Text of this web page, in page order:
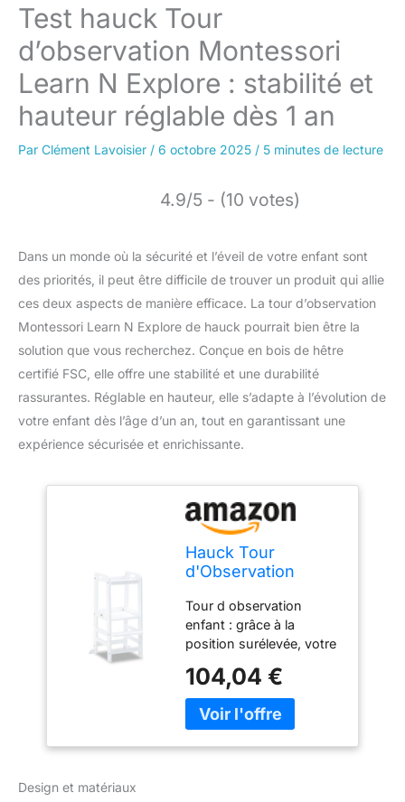
Test hauck Tour
d’observation Montessori
Learn N Explore : stabilité et
hauteur réglable dès 1 an
Par Clément Lavoisier / 6 octobre 2025 / 5 minutes de lecture
4.9/5 - (10 votes)
Dans un monde où la sécurité et l’éveil de votre enfant sont
des priorités, il peut être difficile de trouver un produit qui allie
ces deux aspects de manière efficace. La tour d’observation
Montessori Learn N Explore de hauck pourrait bien être la
solution que vous recherchez. Conçue en bois de hêtre
certifié FSC, elle offre une stabilité et une durabilité
rassurantes. Réglable en hauteur, elle s’adapte à l’évolution de
votre enfant dès l’âge d’un an, tout en garantissant une
expérience sécurisée et enrichissante.
Hauck Tour
d'Observation
Explore, Tour
d'apprentissage en
Bois de Hêtre
Certifié FSC,
Réglable en
Hauteur, Stable et
Sécurisée, dès 1 an,
Blanc
Tour d observation
enfant : grâce à la
position surélevée, votre
aux activités à hauteur
d’adulte dans la cuisine,
à table ou dans la salle
104,04 €
Design et matériaux